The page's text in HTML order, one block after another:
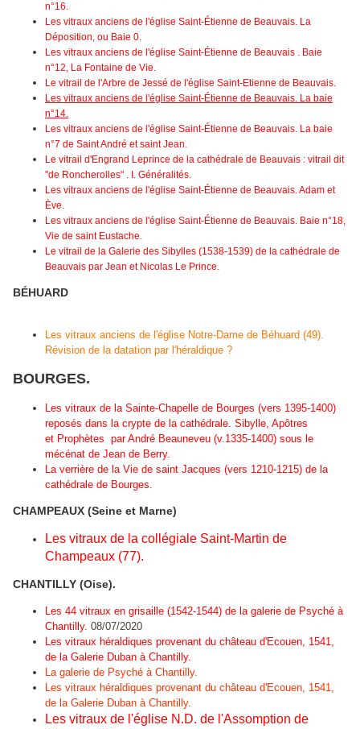
n°16.
Les vitraux anciens de l'église Saint-Étienne de Beauvais. La
Déposition, ou Baie 0.
Les vitraux anciens de l'église Saint-Étienne de Beauvais . Baie
n°12, La Fontaine de Vie.
Le vitrail de l'Arbre de Jessé de l'église Saint-Etienne de Beauvais.
Les vitraux anciens de l'église Saint-Étienne de Beauvais. La baie
n°14.
Les vitraux anciens de l'église Saint-Étienne de Beauvais. La baie
n°7 de Saint André et saint Jean.
Le vitrail d'Engrand Leprince de la cathédrale de Beauvais : vitrail dit
"de Roncherolles" . I. Généralités.
Les vitraux anciens de l'église Saint-Étienne de Beauvais. Adam et
Ève.
Les vitraux anciens de l'église Saint-Étienne de Beauvais. Baie n°18,
Vie de saint Eustache.
Le vitrail de la Galerie des Sibylles (1538-1539) de la cathédrale de
Beauvais par Jean et Nicolas Le Prince.
BÉHUARD
Les vitraux anciens de l'église Notre-Dame de Béhuard (49).
Révision de la datation par l'héraldique ?
BOURGES.
Les vitraux de la Sainte-Chapelle de Bourges (vers 1395-1400)
reposés dans la crypte de la cathédrale. Sibylle, Apôtres
et Prophètes par André Beauneveu (v.1335-1400) sous le
mécénat de Jean de Berry.
La verrière de la Vie de saint Jacques (vers 1210-1215) de la
cathédrale de Bourges.
CHAMPEAUX (Seine et Marne)
Les vitraux de la collégiale Saint-Martin de
Champeaux (77).
CHANTILLY (Oise).
Les 44 vitraux en grisaille (1542-1544) de la galerie de Psyché à
Chantilly. 08/07/2020
Les vitraux héraldiques provenant du château d'Ecouen, 1541,
de la Galerie Duban à Chantilly.
La galerie de Psyché à Chantilly.
Les vitraux héraldiques provenant du château d'Ecouen, 1541,
de la Galerie Duban à Chantilly.
Les vitraux de l'église N.D. de l'Assomption de